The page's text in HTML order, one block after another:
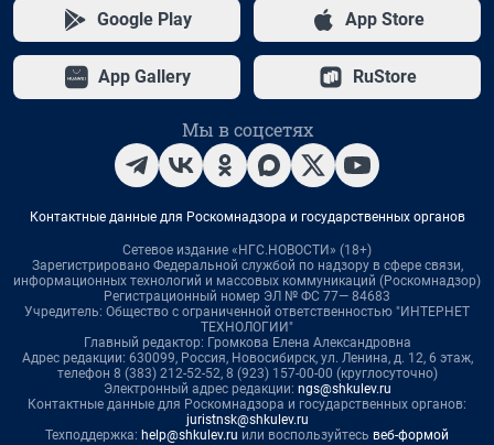
Google Play App Store
App Gallery RuStore
Мы в соцсетях
Контактные данные для Роскомнадзора и государственных органов
Сетевое издание «НГС.НОВОСТИ» (18+)
Зарегистрировано Федеральной службой по надзору в сфере связи,
информационных технологий и массовых коммуникаций (Роскомнадзор)
Регистрационный номер ЭЛ № ФС 77— 84683
Учредитель: Общество с ограниченной ответственностью "ИНТЕРНЕТ
ТЕХНОЛОГИИ"
Главный редактор: Громкова Елена Александровна
Адрес редакции: 630099, Россия, Новосибирск, ул. Ленина, д. 12, 6 этаж,
телефон 8 (383) 212-52-52, 8 (923) 157-00-00 (круглосуточно)
Электронный адрес редакции: ngs@shkulev.ru
Контактные данные для Роскомнадзора и государственных органов:
juristnsk@shkulev.ru
Техподдержка: help@shkulev.ru или воспользуйтесь веб-формой